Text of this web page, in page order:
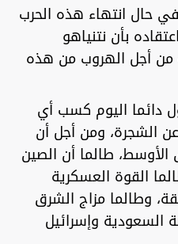
في حال انتهاء هذه الحرب
بأن نتنياهو
من أجل الهروب من هذه
دائما اليوم كسب أي
الشجرة، ومن أجل أن
طالما أن الصين
القوة العسكرية
وطالما مزاج الشرق
السعودية وإسرائيل